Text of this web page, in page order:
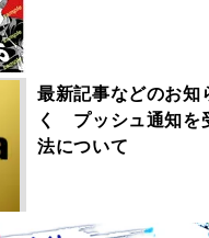
最新記事などのお知
く プッシュ通知を
法について